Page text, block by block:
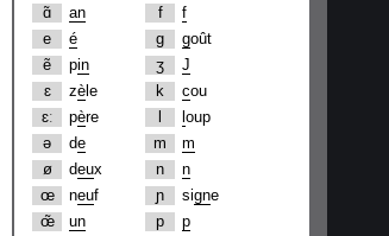
ɑ̃
an
e
é
ẽ
pin
ɛ
zè le
ɛː
père
ə
de
ø
deux
œ
neuf
œ̃
un
f
f
g
goût
ʒ
J
k
cou
oup
m
m
n
n
ɲ
signe
p
p